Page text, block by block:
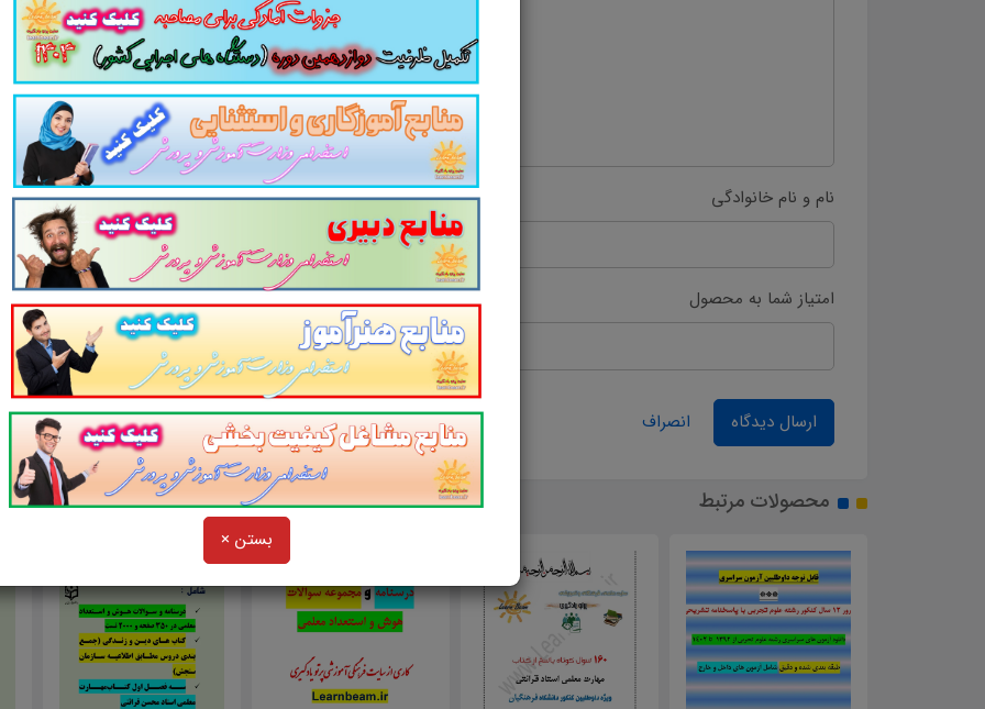
بستن ×
نام و نام خانوادگی پست الکترونیک
امتیاز شما به محصول
ارسال دیدگاه انصراف
محصولات مرتبط